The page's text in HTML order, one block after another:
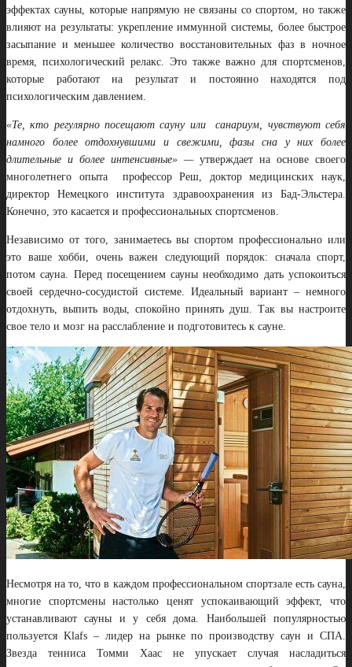
эффектах сауны, которые напрямую не связаны со спортом, но также
влияют на результаты: укрепление иммунной системы, более быстрое
засыпание и меньшее количество восстановительных фаз в ночное
время, психологический релакс. Это также важно для спортсменов,
которые работают на результат и постоянно находятся под
психологическим давлением.
«Те, кто регулярно посещают сауну или санариум, чувствуют себя
намного более отдохнувшими и свежими, фазы сна у них более
длительные и более интенсивные» — утверждает на основе своего
многолетнего опыта профессор Реш, доктор медицинских наук,
директор Немецкого института здравоохранения из Бад-Эльстера.
Конечно, это касается и профессиональных спортсменов.
Независимо от того, занимаетесь вы спортом профессионально или
это ваше хобби, очень важен следующий порядок: сначала спорт,
потом сауна. Перед посещением сауны необходимо дать успокоиться
своей сердечно-сосудистой системе. Идеальный вариант – немного
отдохнуть, выпить воды, спокойно принять душ. Так вы настроите
свое тело и мозг на расслабление и подготовитесь к сауне.
Несмотря на то, что в каждом профессиональном спортзале есть сауна,
многие спортсмены настолько ценят успокаивающий эффект, что
устанавливают сауны и у себя дома. Наибольшей популярностью
пользуется Klafs – лидер на рынке по производству саун и СПА.
Звезда тенниса Томми Хаас не упускает случая насладиться